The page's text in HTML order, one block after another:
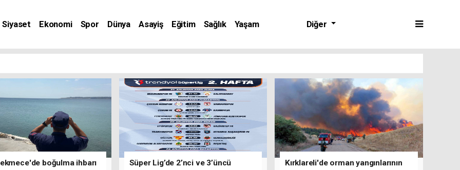
Siyaset Ekonomi Spor Dünya Asayiş Eğitim Sağlık
Yaşam
Diğer
boğulma ihbarı
Süper Lig’de 2’nci ve 3’üncü
Kırklareli'de orman yangınlarının